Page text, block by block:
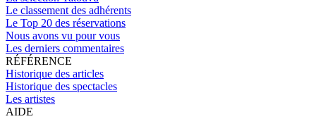
Le classement des adhérents
Le Top 20 des réservations
Nous avons vu pour vous
Les derniers commentaires
RÉFÉRENCE
Historique des articles
Historique des spectacles
Les artistes
AIDE